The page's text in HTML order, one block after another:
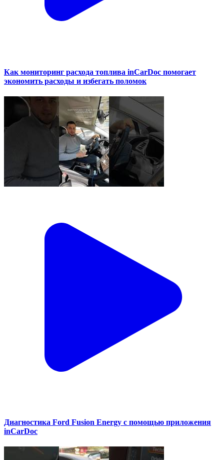
Как мониторинг расхода топлива inCarDoc помогает
экономить расходы и избегать поломок
Диагностика Ford Fusion Energy с помощью приложения
inCarDoc